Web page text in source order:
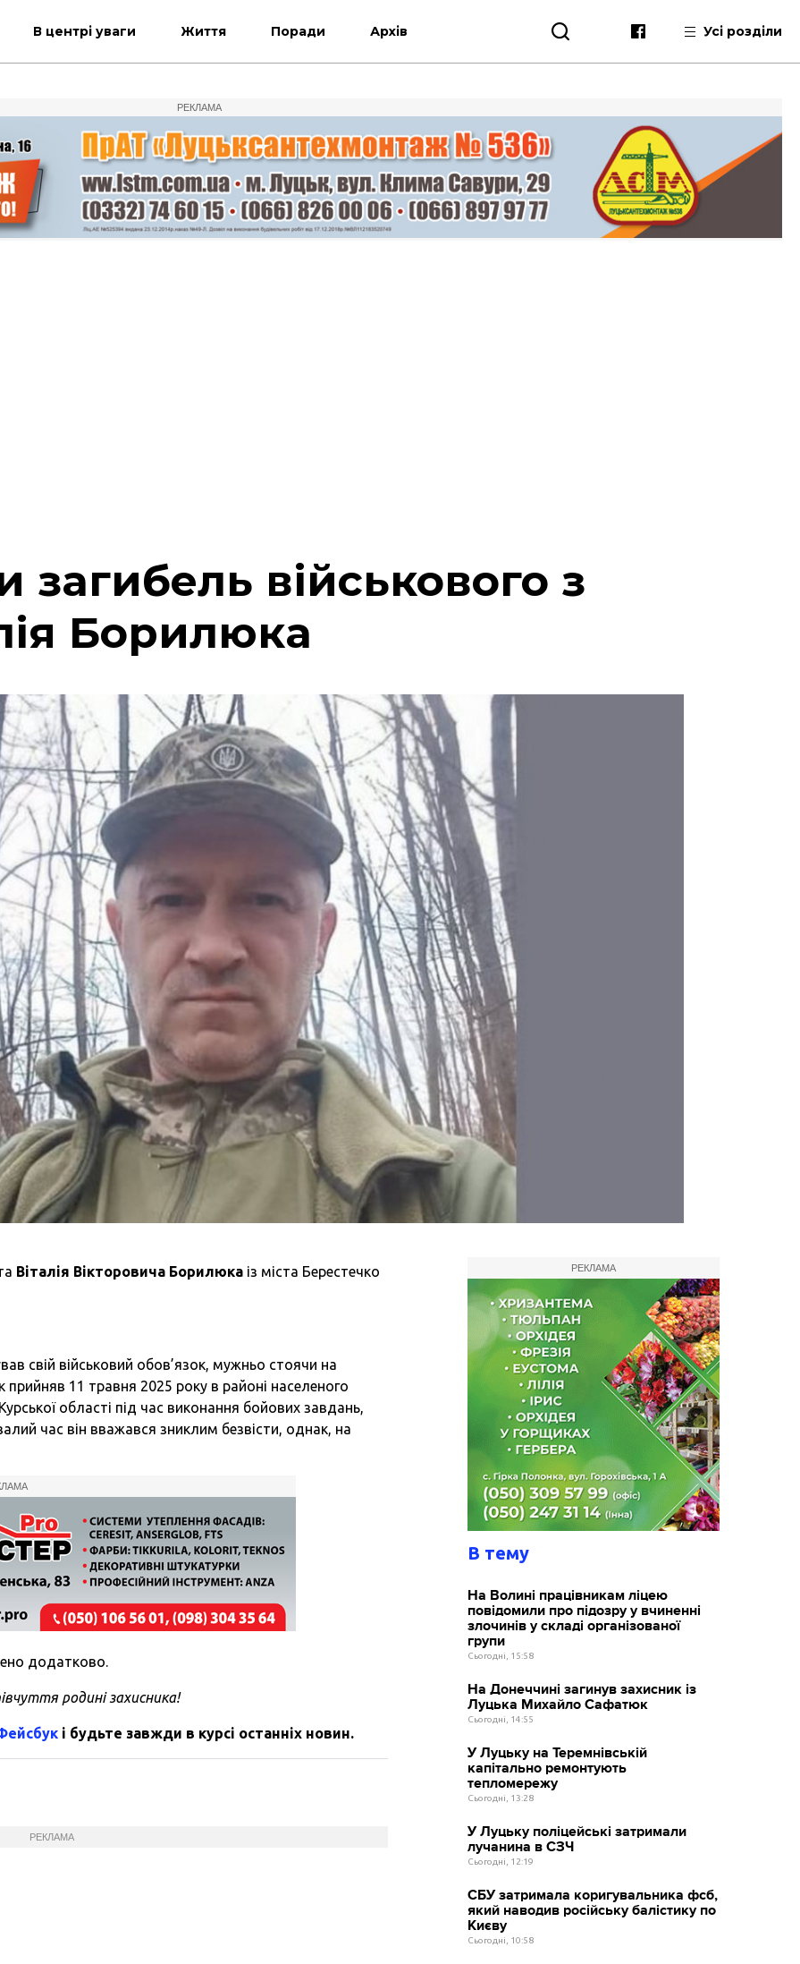
В центрі уваги Життя Поради Архів Усі розділи
РЕКЛАМА
загибель військового з
Борилюка
Віталія Вікторовича Борилюка із міста Берестечко
свій військовий обов’язок, мужньо стоячи на
прийняв 11 травня 2025 року в районі населеного
області під час виконання бойових завдань,
час він вважався зниклим безвісти, однак, на
додатково.
родині захисника!
і будьте завжди в курсі останніх новин.
РЕКЛАМА
РЕКЛАМА
В тему
На Волині працівникам ліцею
повідомили про підозру у вчиненні
злочинів у складі організованої
групи
Сьогодні, 15:58
На Донеччині загинув захисник із
Луцька Михайло Сафатюк
Сьогодні, 14:55
У Луцьку на Теремнівській
капітально ремонтують
тепломережу
Сьогодні, 13:28
У Луцьку поліцейські затримали
лучанина в СЗЧ
Сьогодні, 12:19
СБУ затримала коригувальника фсб,
який наводив російську балістику по
Києву
Сьогодні, 10:58